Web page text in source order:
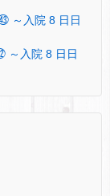
～入院 8 日日
～入院 8 日日